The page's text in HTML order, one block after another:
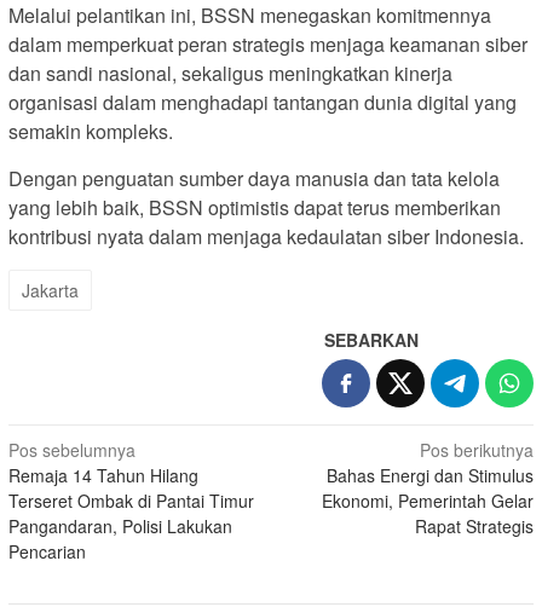
Melalui pelantikan ini, BSSN menegaskan komitmennya
dalam memperkuat peran strategis menjaga keamanan siber
dan sandi nasional, sekaligus meningkatkan kinerja
organisasi dalam menghadapi tantangan dunia digital yang
semakin kompleks.
Dengan penguatan sumber daya manusia dan tata kelola
yang lebih baik, BSSN optimistis dapat terus memberikan
kontribusi nyata dalam menjaga kedaulatan siber Indonesia.
Jakarta
SEBARKAN
Navigasi
pos
Pos sebelumnya
Remaja 14 Tahun Hilang
Terseret Ombak di Pantai Timur
Pangandaran, Polisi Lakukan
Pencarian
Pos berikutnya
Bahas Energi dan Stimulus
Ekonomi, Pemerintah Gelar
Rapat Strategis